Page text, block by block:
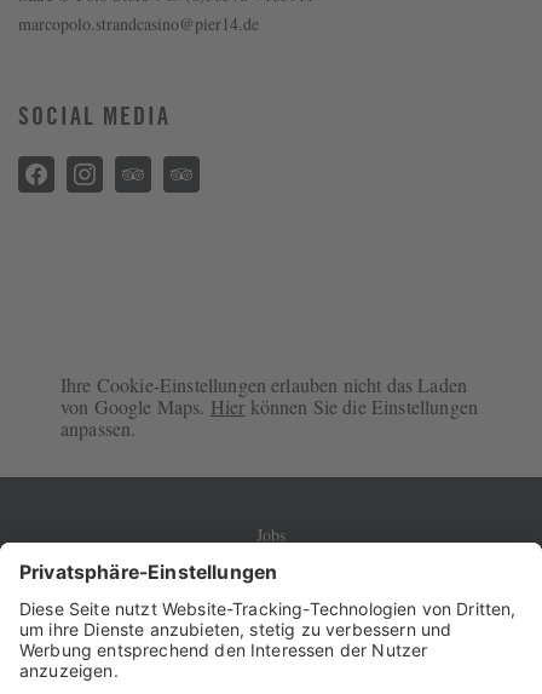
marcopolo.strandcasino@pier14.de
SOCIAL MEDIA
Ihre Cookie-Einstellungen erlauben nicht das Laden
von Google Maps. Hier können Sie die Einstellungen
anpassen.
Jobs
Presse
Datenschutz & Verwendung von Cookies